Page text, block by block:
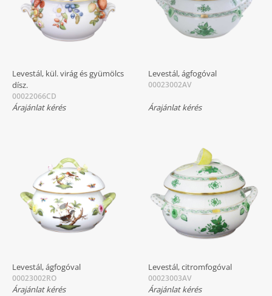
Levestál, kül. virág és gyümölcs
dísz.
00022066CD
Árajánlat kérés
Levestál, ágfogóval
00023002AV
Árajánlat kérés
Levestál, ágfogóval
00023002RO
Árajánlat kérés
Levestál, citromfogóval
00023003AV
Árajánlat kérés